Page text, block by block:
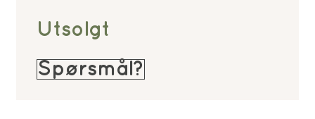
Utsolgt
Spørsmål?